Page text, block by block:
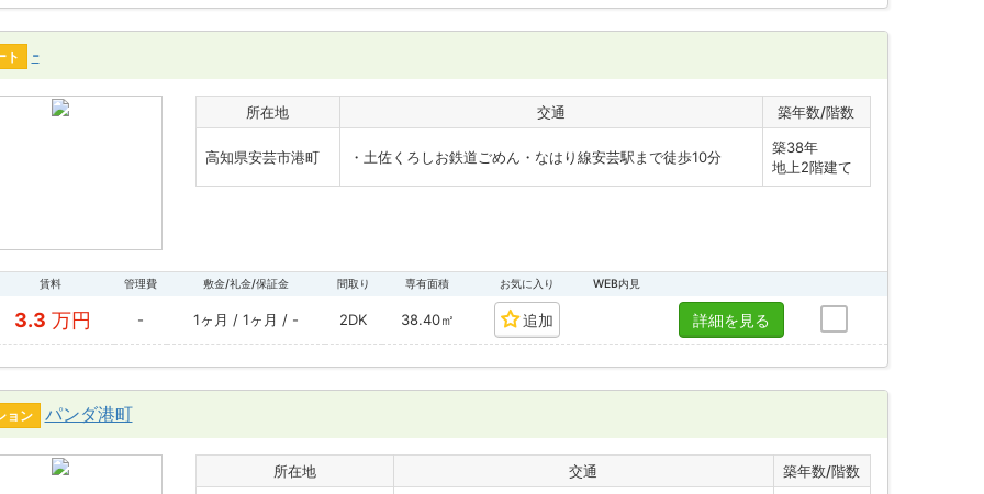
ト -
所在地 交通 築年数/階数
高知県安芸市港町 ・土佐くろしお鉄道ごめん・なはり線安芸駅まで徒歩10分
築38年
地上2階建て
賃料 管理費 敷金/礼金/保証金 間取り 専有面積 お気に入り WEB内見
3.3 万円 - 1ヶ月 / 1ヶ月 / - 2DK 38.40㎡ 追加 詳細を見る
ョン パンダ港町
所在地 交通 築年数/階数